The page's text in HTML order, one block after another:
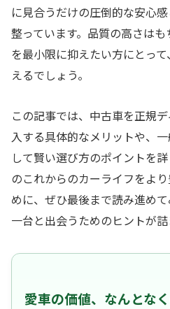
に見合うだけの圧倒的な安心
整っています。品質の高さは
を最小限に抑えたい方にとっ
えるでしょう。
この記事では、中古車を正規
入する具体的なメリットや、
して賢い選び方のポイントを
のこれからのカーライフをよ
めに、ぜひ最後まで読み進め
一台と出会うためのヒントが詰
愛車の価値、なんとな